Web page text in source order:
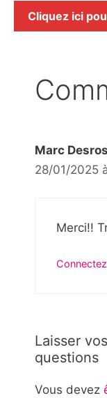
Cliquez ici
Marc
28/01/2025
Merci!!
Laisser
questions
Vous devez